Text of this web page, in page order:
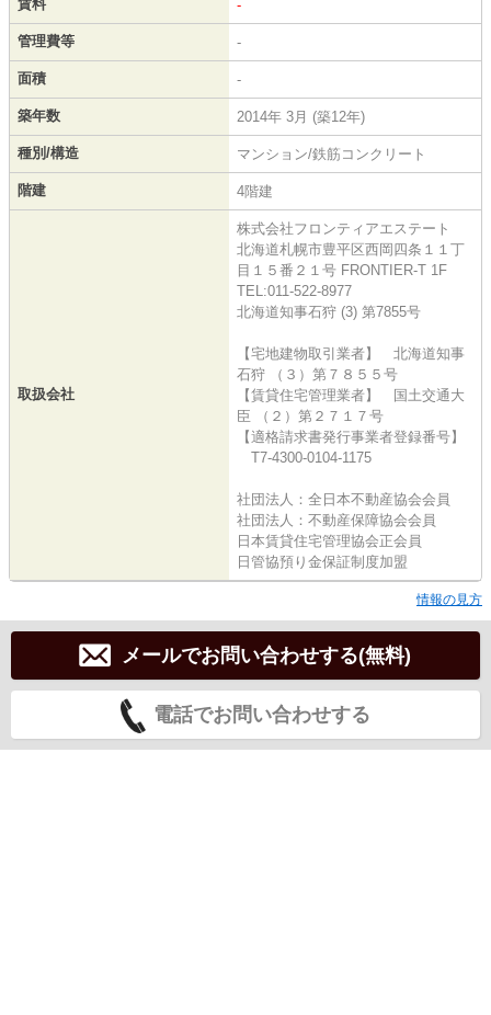
賃料 -
管理費等 -
面積 -
築年数 2014年 3月 (築12年)
種別/構造 マンション/鉄筋コンクリート
階建 4階建
取扱会社
株式会社フロンティアエステート
北海道札幌市豊平区西岡四条１１丁
目１５番２１号 FRONTIER-T 1F
TEL:011-522-8977
北海道知事石狩 (3) 第7855号
【宅地建物取引業者】 北海道知事
石狩 （３）第７８５５号
【賃貸住宅管理業者】 国土交通大
臣 （２）第２７１７号
【適格請求書発行事業者登録番号】
T7-4300-0104-1175
社団法人：全日本不動産協会会員
社団法人：不動産保障協会会員
日本賃貸住宅管理協会正会員
日管協預り金保証制度加盟
情報の見方
メールでお問い合わせする(無料)
電話でお問い合わせする